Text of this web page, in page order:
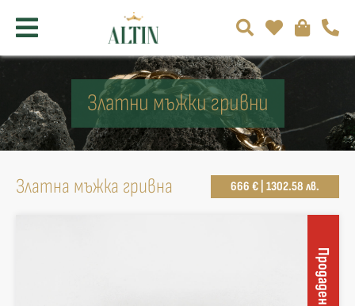
Златни мъжки гривни
Златна мъжка гривна 666 € | 1302.58 лв.
Продаден